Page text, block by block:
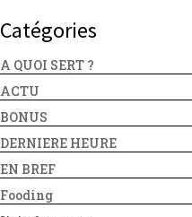
Catégories
A QUOI SERT ?
ACTU
BONUS
DERNIERE HEURE
EN BREF
Fooding